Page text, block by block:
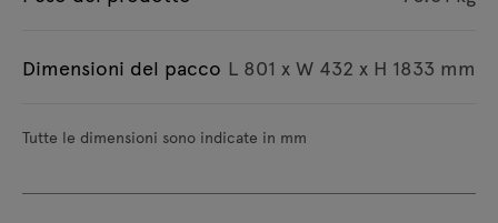
Dimensioni del pacco L 801 x W 432 x H 1833 mm
Tutte le dimensioni sono indicate in mm